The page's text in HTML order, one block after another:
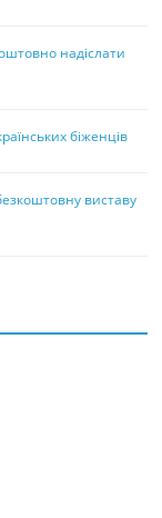
надіслати
біженців
виставу